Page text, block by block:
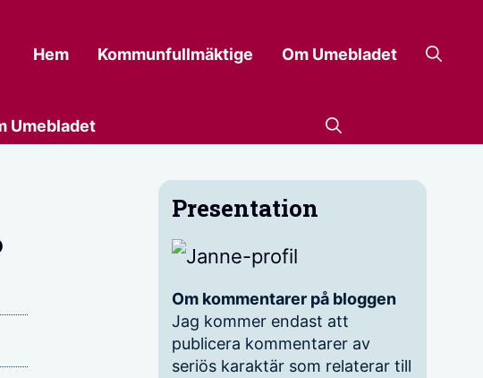
Hem Kommunfullmäktige Om Umebladet
Umebladet
Presentation
Om kommentarer på bloggen
Jag kommer endast att
publicera kommentarer av
seriös karaktär som relaterar till